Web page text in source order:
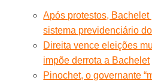
Após protestos,
sistema previdenciário
Direita vence eleições
impõe derrota a Bachelet
Pinochet, o governante